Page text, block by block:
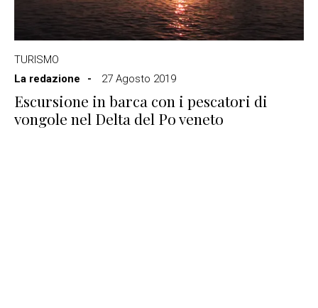
TURISMO
La redazione
27 Agosto 2019
Escursione in barca con i pescatori di
vongole nel Delta del Po veneto